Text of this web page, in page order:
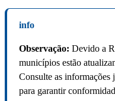
info
Observação: Devido a
municípios estão
Consulte as informações
para garantir